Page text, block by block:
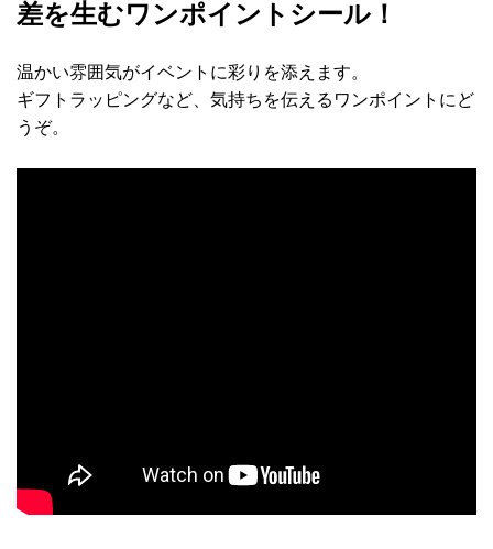
差を生むワンポイントシール！
温かい雰囲気がイベントに彩りを添えます。
ギフトラッピングなど、気持ちを伝えるワンポイントにど
うぞ。